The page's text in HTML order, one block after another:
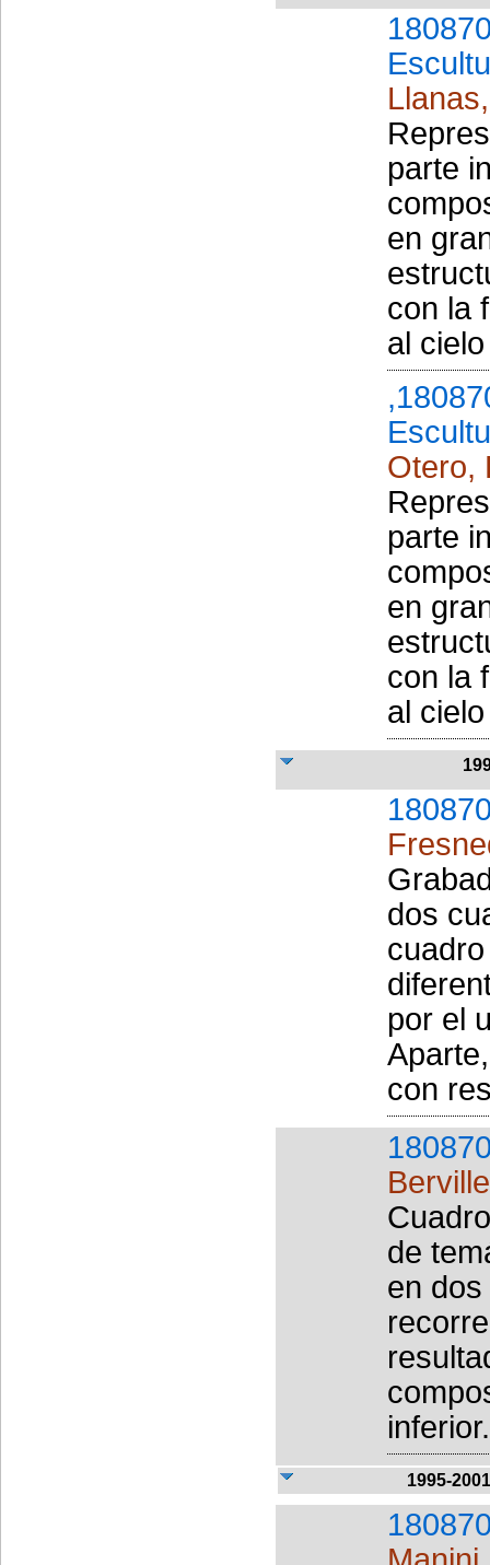
parte
en
con la
al
Otero,
parte
en
con la
al
dos
por el
con
de
en
1995-2001